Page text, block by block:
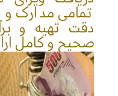
تمامی مدارک و
دقت تهیه و
صحیح و کامل